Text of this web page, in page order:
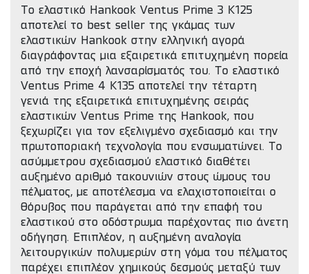
Το ελαστικό Hankook Ventus Prime 3 K125
αποτελεί το best seller της γκάμας των
ελαστικών Hankook στην ελληνική αγορά
διαγράφοντας μια εξαιρετικά επιτυχημένη πορεία
από την εποχή λανσαρίσματός του. Το ελαστικό
Ventus Prime 4 K135 αποτελεί την τέταρτη
γενιά της εξαιρετικά επιτυχημένης σειράς
ελαστικών Ventus Prime της Hankook, που
ξεχωρίζει για τον εξελιγμένο σχεδιασμό και την
πρωτοποριακή τεχνολογία που ενσωματώνει. Το
ασύμμετρου σχεδιασμού ελαστικό διαθέτει
αυξημένο αριθμό τακουνιών στους ώμους του
πέλματος, με αποτέλεσμα να ελαχιστοποιείται ο
θόρυβος που παράγεται από την επαφή του
ελαστικού στο οδόστρωμα παρέχοντας πιο άνετη
οδήγηση. Επιπλέον, η αυξημένη αναλογία
λειτουργικών πολυμερών στη γόμα του πέλματος
παρέχει επιπλέον χημικούς δεσμούς μεταξύ των